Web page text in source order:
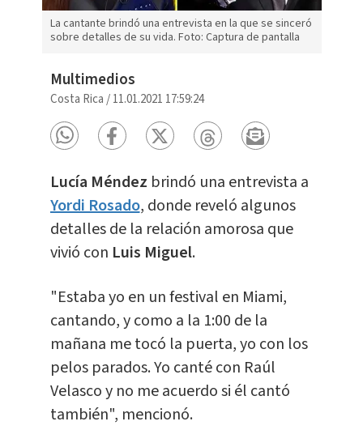
La cantante brindó una entrevista en la que se sinceró
sobre detalles de su vida. Foto: Captura de pantalla
Multimedios
Costa Rica /11.01.2021 17:59:24
Lucía Méndez brindó una entrevista a
Yordi Rosado, donde reveló algunos
detalles de la relación amorosa que
vivió con Luis Miguel.
"Estaba yo en un festival en Miami,
cantando, y como a la 1:00 de la
mañana me tocó la puerta, yo con los
pelos parados. Yo canté con Raúl
Velasco y no me acuerdo si él cantó
también", mencionó.